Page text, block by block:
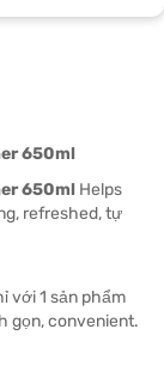
650ml
650ml Helps
refreshed, tự
với 1 sản phẩm
gọn, convenient.